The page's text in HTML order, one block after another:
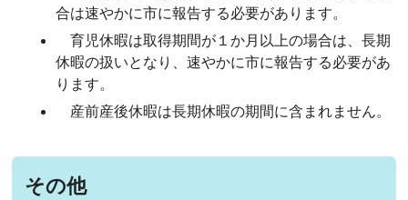
合は速やかに市に報告する必要があります。
育児休暇は取得期間が１か月以上の場合は、長期
休暇の扱いとなり、速やかに市に報告する必要があ
ります。
産前産後休暇は長期休暇の期間に含まれません。
その他